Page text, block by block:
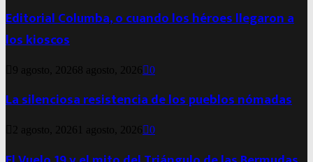
Editorial Columba, o cuando los héroes llegaron a
los kioscos
9 agosto, 20268 agosto, 2026 0
La silenciosa resistencia de los pueblos nómadas
2 agosto, 2026 1 agosto, 2026 0